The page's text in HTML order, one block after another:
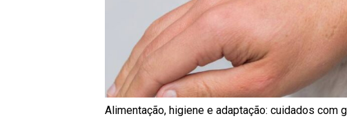
Alimentação, higiene e adaptação: cuidados com